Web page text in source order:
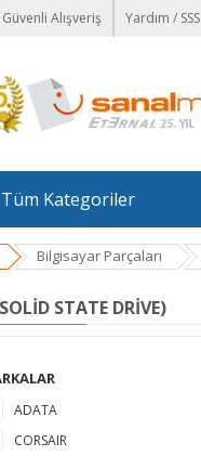
Alışveriş Yardım / SSS
Tüm Kategoriler
Bilgisayar Parçaları
STATE DRIVE)
ADATA
CORSAIR